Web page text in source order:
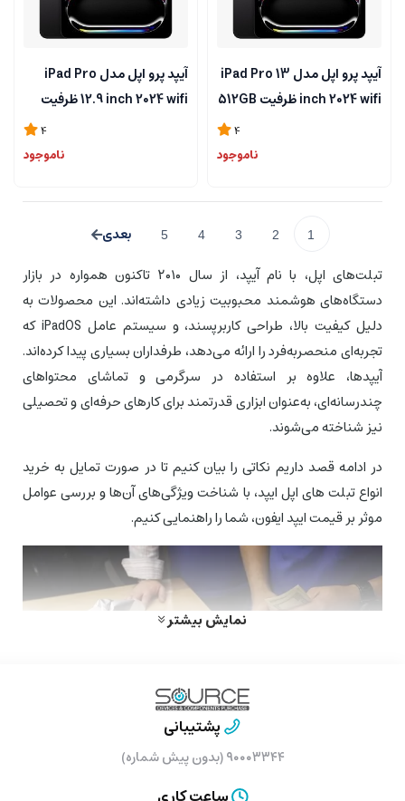
آیپد پرو اپل مدل iPad Pro 13
inch 2024 wifi ظرفیت 512GB
ناموجود
آیپد پرو اپل مدل iPad Pro
12.9 inch 2024 wifi ظرفیت
ناموجود
2
3
4
5
تبلت‌های اپل، با نام آیپد، از سال ۲۰۱۰ تاکنون همواره در بازار
دستگاه‌های هوشمند محبوبیت زیادی داشته‌اند. این محصولات به
دلیل کیفیت بالا، طراحی کاربرپسند، و سیستم عامل iPadOS که
تجربه‌ای منحصربه‌فرد را ارائه می‌دهد، طرفداران بسیاری پیدا کرده‌اند.
آیپدها، علاوه بر استفاده در سرگرمی و تماشای محتواهای
چندرسانه‌ای، به‌عنوان ابزاری قدرتمند برای کارهای حرفه‌ای و تحصیلی
نیز شناخته می‌شوند.
در ادامه قصد داریم نکاتی را بیان کنیم تا در صورت تمایل به خرید
انواع تبلت ‌های اپل ایپد، با شناخت ویژگی‌های آن‌ها و بررسی عوامل
موثر بر قیمت ایپد ایفون، شما را راهنمایی کنیم.
نمایش بیشتر
پشتیبانی
۹۰۰۰۳۳۴۴ (بدون پیش شماره)